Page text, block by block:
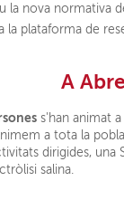
la nova normativa
la plataforma de
A
s'han animat a
a tota la
dirigides, una
salina.